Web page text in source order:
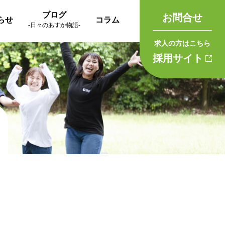
せ
ブログ
-日々のあすか物語-
コラム お問合せ
求人の方はこちら
採用サイト